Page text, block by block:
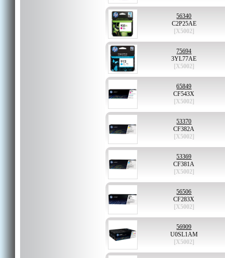
56340
C2P25AE
[X5002]
75694
3YL77AE
[X5002]
65849
CF543X
[X5002]
53370
CF382A
[X5002]
53369
CF381A
[X5002]
56506
CF283X
[X5002]
56909
U0SL1AM
[X5002]